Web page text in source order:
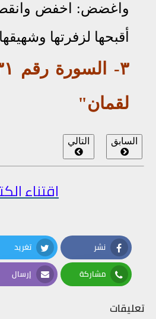
واغضض: اخفض
أقبحها لزفرتها
لقمان"
السابق التالي
اقتناء
نشر
Facebook
تغريد
Twitter
مشاركة
Whatsapp
إرسال
Email
تعليقات